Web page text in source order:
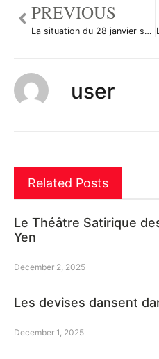
PREVIOUS
La situation du 28 janvier sur les marchés
user
Related Posts
Le Théâtre Satirique
Yen
December 2, 2025
Les devises dansent
December 1, 2025